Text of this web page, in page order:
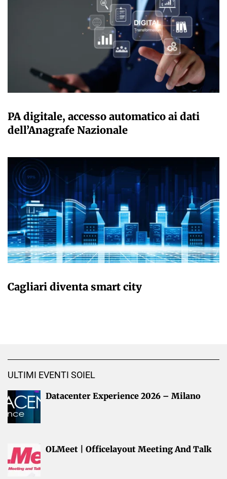
PA digitale, accesso automatico ai dati
dell’Anagrafe Nazionale
Cagliari diventa smart city
ULTIMI EVENTI SOIEL
Datacenter Experience 2026 – Milano
OLMeet | Officelayout Meeting And Talk